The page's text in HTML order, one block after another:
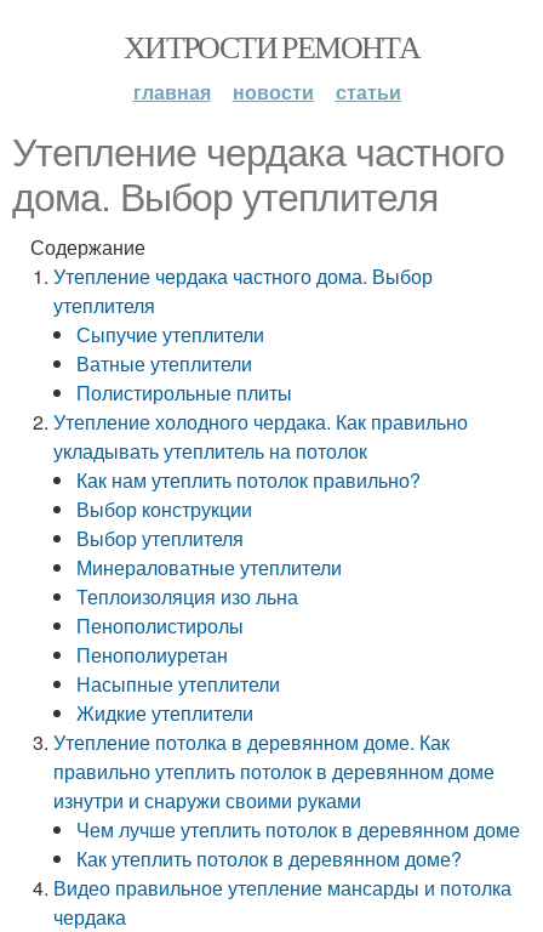
ХИТРОСТИ РЕМОНТА
главная новости статьи
Утепление чердака частного
дома. Выбор утеплителя
Содержание
Утепление чердака частного дома. Выбор
утеплителя
Сыпучие утеплители
Ватные утеплители
Полистирольные плиты
Утепление холодного чердака. Как правильно
укладывать утеплитель на потолок
Как нам утеплить потолок правильно?
Выбор конструкции
Выбор утеплителя
Минераловатные утеплители
Теплоизоляция изо льна
Пенополистиролы
Пенополиуретан
Насыпные утеплители
Жидкие утеплители
Утепление потолка в деревянном доме. Как
правильно утеплить потолок в деревянном доме
изнутри и снаружи своими руками
Чем лучше утеплить потолок в деревянном доме
Как утеплить потолок в деревянном доме?
Видео правильное утепление мансарды и потолка
чердака